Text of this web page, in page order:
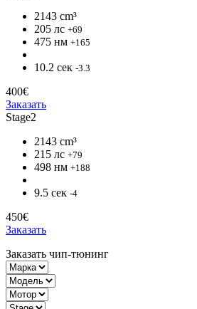
2143 cm³
205 лс +69
475 нм +165
10.2 сек -3.3
400€
Заказать
Stage2
2143 cm³
215 лс +79
498 нм +188
9.5 сек -4
450€
Заказать
Заказать чип-тюнинг